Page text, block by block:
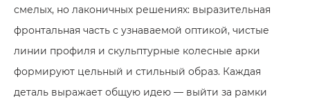
смелых, но лаконичных решениях: выразительная
фронтальная часть с узнаваемой оптикой, чистые
линии профиля и скульптурные колесные арки
формируют цельный и стильный образ. Каждая
деталь выражает общую идею — выйти за рамки